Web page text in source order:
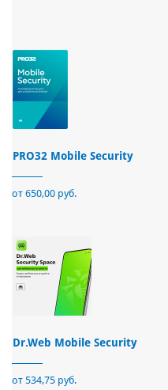
PRO32 Mobile Security
от 650,00 руб.
Dr.Web Mobile Security
от 534,75 руб.